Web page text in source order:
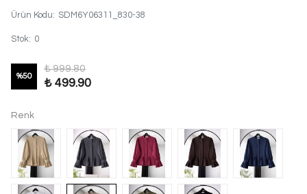
Ürün Kodu: SDM6Y06311_830-38
Stok: 0
%50
₺ 999.80
₺ 499.90
Renk